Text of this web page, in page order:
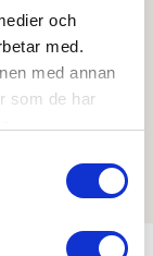
och
med.
med annan
som de har